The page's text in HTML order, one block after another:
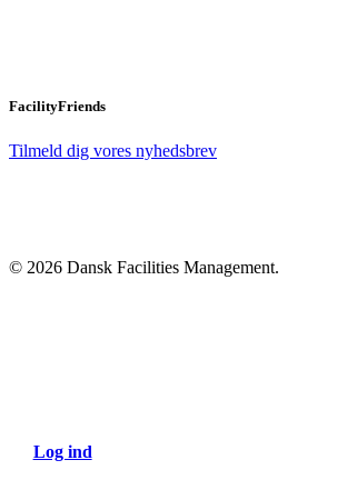
FacilityFriends
Tilmeld dig vores nyhedsbrev
© 2026 Dansk Facilities Management.
Log ind